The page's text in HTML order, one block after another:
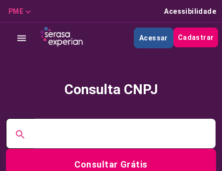
PME Acessibilidade
Acessar Cadastrar
Consulta CNPJ
Consultar Grátis